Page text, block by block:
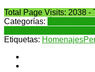
Total Page Visits: 2038 -
Categorías:
Etiquetas: Homenajes